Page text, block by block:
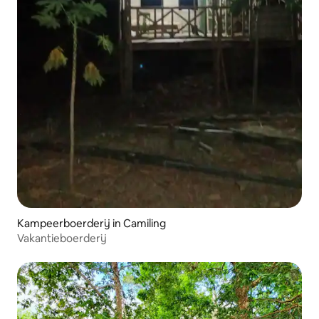
Kampeerboerderij in Camiling
Vakantieboerderij